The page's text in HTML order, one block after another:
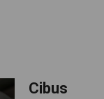
Cibus